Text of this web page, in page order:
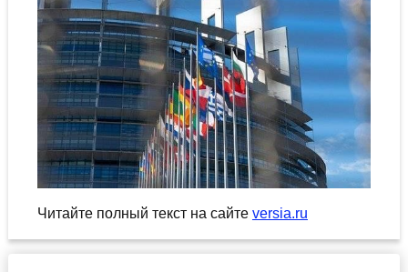
Читайте полный текст на сайте versia.ru